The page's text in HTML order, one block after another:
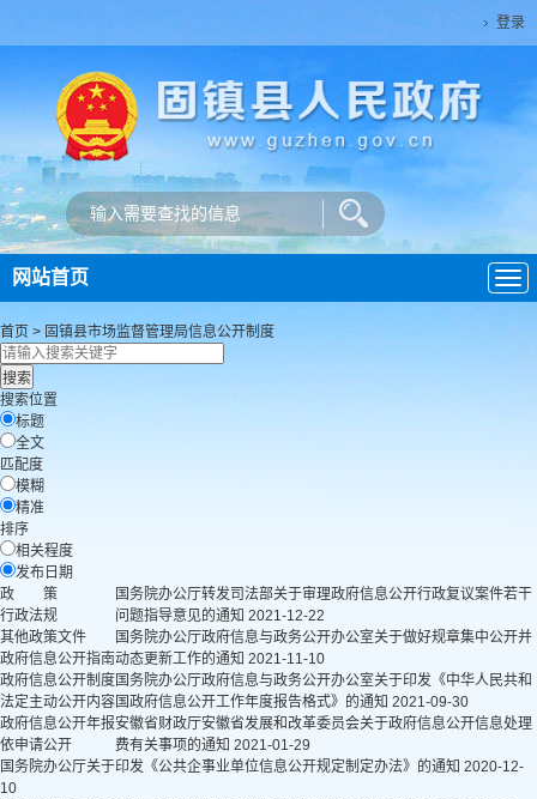
登录
导
航
网站首页
首页 > 固镇县市场监督管理局信息公开制度
搜索位置
标题
全文
匹配度
模糊
精准
排序
相关程度
发布日期
政 策
行政法规
其他政策文件
政府信息公开指南
政府信息公开制度
法定主动公开内容
政府信息公开年报
依申请公开
国务院办公厅转发司法部关于审理政府信息公开行政复议案件若干
问题指导意见的通知 2021-12-22
国务院办公厅政府信息与政务公开办公室关于做好规章集中公开并
动态更新工作的通知 2021-11-10
国务院办公厅政府信息与政务公开办公室关于印发《中华人民共和
国政府信息公开工作年度报告格式》的通知 2021-09-30
安徽省财政厅安徽省发展和改革委员会关于政府信息公开信息处理
费有关事项的通知 2021-01-29
国务院办公厅关于印发《公共企事业单位信息公开规定制定办法》的通知 2020-12-
10